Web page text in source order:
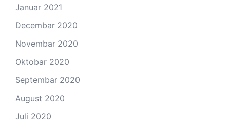
Januar 2021
Decembar 2020
Novembar 2020
Oktobar 2020
Septembar 2020
August 2020
Juli 2020